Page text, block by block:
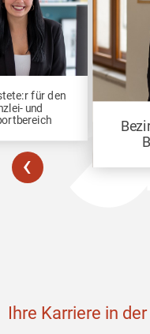
für den
und
‹
Ihre Karriere in